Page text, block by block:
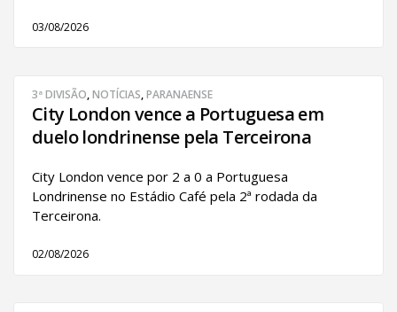
03/08/2026
3ª DIVISÃO,NOTÍCIAS,PARANAENSE
City London vence a Portuguesa em
duelo londrinense pela Terceirona
City London vence por 2 a 0 a Portuguesa
Londrinense no Estádio Café pela 2ª rodada da
Terceirona.
02/08/2026